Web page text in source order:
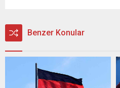
Benzer Konular